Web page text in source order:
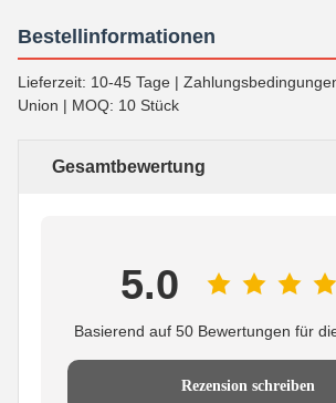
Bestellinformationen
Lieferzeit: 10-45 Tage |
Union | MOQ: 10 Stück
Gesamtbewertung
5.0
Basierend auf 50 Bewertungen für
Rezension schreiben